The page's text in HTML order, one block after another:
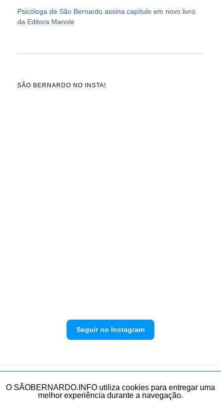
Psicóloga de São Bernardo assina capítulo em novo livro
da Editora Manole
SÃO BERNARDO NO INSTA!
Seguir no Instagram
Política de privacidade Envie sua denúncia
O SÃOBERNARDO.INFO utiliza cookies para entregar uma
melhor experiência durante a navegação.